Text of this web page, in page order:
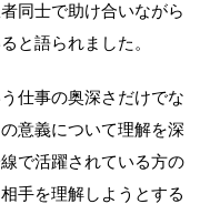
同士で助け合いながら
と語られました。
仕事の奥深さだけでな
意義について理解を深
で活躍されている方の
手を理解しようとする